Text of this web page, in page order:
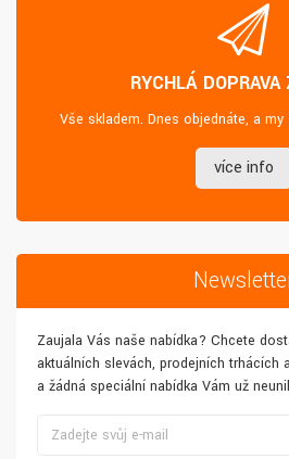
RYCHLÁ DOPRAVA
Vše skladem. Dnes objednáte, a
více info
Zaujala Vás naše nabídka? Chcete
aktuálních slevách, prodejních trhácích
a žádná speciální nabídka Vám už